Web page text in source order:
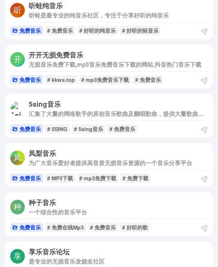
听蛙纯音乐
听蛙是最专业的纯音乐社区，专注于分享好听的纯音乐
免费音乐 # 免费音乐 # 好听的纯音乐 # 好听的轻音乐
开开无损免费音乐
无损音乐免费下载,mp3音乐免费音乐下载的网站,抖音热门音乐下载
免费音乐 # kkws.top # mp3免费音乐下载 # 免费音乐
5sing音乐
汇集了大量的网络歌手的原创音乐歌曲及翻唱歌曲，提供大量歌曲的伴奏以及歌词免费下载
免费音乐 # 5SING # 5sing音乐 # 免费音乐
凤梨音乐
为广大音乐爱好者提供高音质无损音乐资源的一个音乐分享平台
免费音乐 # MP3下载 # mp3免费下载 # 免费下载
种子音乐
一个综合性的音乐平台
免费音乐 # 免费在线Mp3 # 免费音乐 # 好听的歌
享乐音乐论坛
是专业的无损音乐发烧友社区